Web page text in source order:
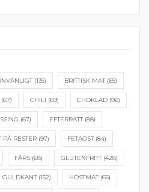
(135) BRITTISK MAT(65)
(67) CHILI (69) CHOKLAD (96)
(67) EFTERRÄTT(88)
PÅ RESTER(97) FETAOST(84)
FÄRS(68) GLUTENFRITT(428)
GULDKANT(152) HÖSTMAT(65)